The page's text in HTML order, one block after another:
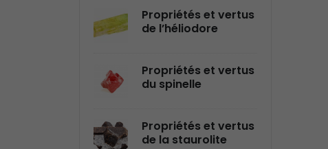
Propriétés et vertus
de l’alexandrite
Propriétés et vertus
de la célestine
Propriétés et Vertus
de la Pierre